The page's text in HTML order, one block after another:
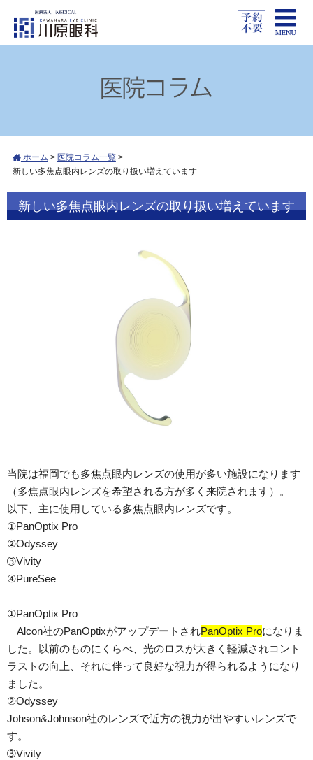
ホーム > 医院コラム一覧>
新しい多焦点眼内レンズの取り扱い増えています
新しい多焦点眼内レンズの取り扱い増えています
当院は福岡でも多焦点眼内レンズの使用が多い施設になります
（多焦点眼内レンズを希望される方が多く来院されます）。
以下、主に使用している多焦点眼内レンズです。
①PanOptix Pro
②Odyssey
➂Vivity
④PureSee
①PanOptix Pro
Alcon社のPanOptixがアップデートされPanOptix Proになりま
した。以前のものにくらべ、光のロスが大きく軽減されコント
ラストの向上、それに伴って良好な視力が得られるようになり
ました。
②Odyssey
Johson&Johnson社のレンズで近方の視力が出やすいレンズで
す。
➂Vivity